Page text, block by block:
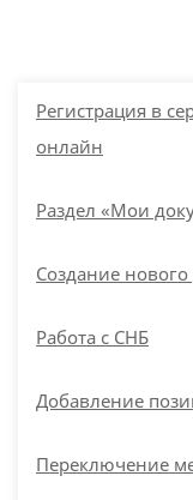
Регистрация в
онлайн
Раздел «Мои
Создание
Работа с СНБ
Добавление
Переключение